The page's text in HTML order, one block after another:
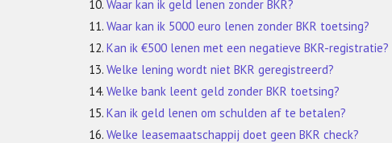
Waar kan ik geld lenen zonder BKR?
Waar kan ik 5000 euro lenen zonder BKR toetsing?
Kan ik €500 lenen met een negatieve BKR-registratie?
Welke lening wordt niet BKR geregistreerd?
Welke bank leent geld zonder BKR toetsing?
Kan ik geld lenen om schulden af te betalen?
Welke leasemaatschappij doet geen BKR check?